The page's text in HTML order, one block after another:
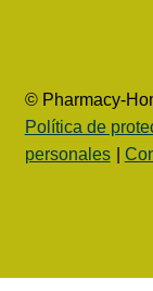
© Pharmacy-
Política de
personales